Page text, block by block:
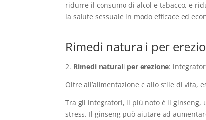
ridurre il consumo di alcol e tabacco, e
la salute sessuale in modo efficace ed
Rimedi naturali per
2. Rimedi naturali per erezione:
Oltre all’alimentazione e allo stile di vita,
Tra gli integratori, il più noto è il ginseng,
stress. Il ginseng può aiutare ad